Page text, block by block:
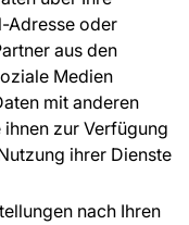
Adresse oder
aus den
Medien
mit anderen
zur Verfügung
ihrer Dienste
nach Ihren
weiter